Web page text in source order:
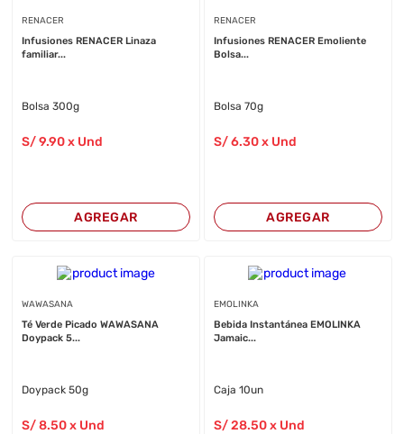
RENACER
Infusiones RENACER Linaza
familiar...
Bolsa 300g
S/9.90 x Und
AGREGAR
RENACER
Infusiones RENACER Emoliente
Bolsa...
Bolsa 70g
S/6.30x Und
AGREGAR
WAWASANA
Té Verde Picado WAWASANA
Doypack 5...
Doypack 50g
S/8.50 x Und
EMOLINKA
Bebida Instantánea EMOLINKA
Jamaic...
Caja 10un
S/28.50x Und